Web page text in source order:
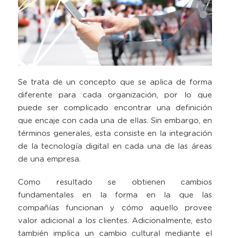
Se trata de un concepto que se aplica de forma
diferente para cada organización, por lo que
puede ser complicado encontrar una definición
que encaje con cada una de ellas. Sin embargo, en
términos generales, esta consiste en la integración
de la tecnología digital en cada una de las áreas
de una empresa.
Como resultado se obtienen cambios
fundamentales en la forma en la que las
compañías funcionan y cómo aquello provee
valor adicional a los clientes. Adicionalmente, esto
también implica un cambio cultural mediante el